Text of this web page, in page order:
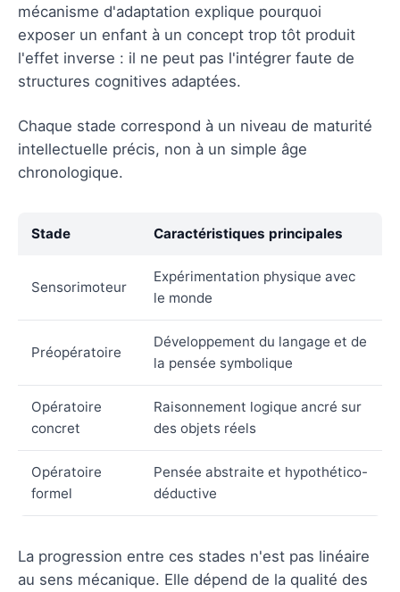
mécanisme d'adaptation explique pourquoi
exposer un enfant à un concept trop tôt produit
l'effet inverse : il ne peut pas l'intégrer faute de
structures cognitives adaptées.
Chaque stade correspond à un niveau de maturité
intellectuelle précis, non à un simple âge
chronologique.
Stade Caractéristiques principales
Sensorimoteur
Expérimentation physique avec
le monde
Préopératoire
Développement du langage et de
la pensée symbolique
Opératoire
concret
Raisonnement logique ancré sur
des objets réels
Opératoire
formel
Pensée abstraite et hypothético-
déductive
La progression entre ces stades n'est pas linéaire
au sens mécanique. Elle dépend de la qualité des